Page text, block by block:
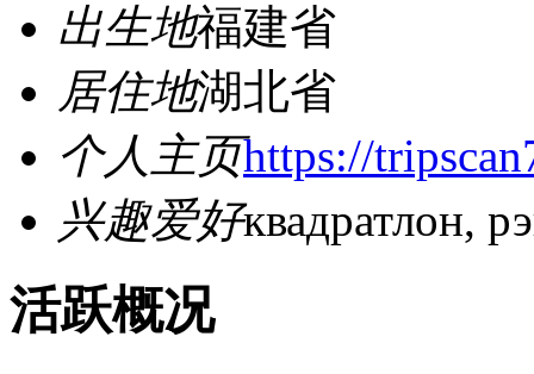
出生地福建省
居住地湖北省
个人主页https://
兴趣爱好квадратлон,
活跃概况